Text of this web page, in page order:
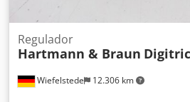
Wiefelstede 12.306 km
Regulador
Hartmann & Braun